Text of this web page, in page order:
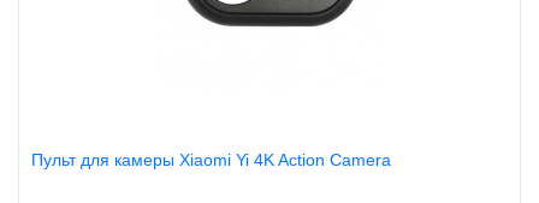
Пульт для камеры Xiaomi Yi 4K Action Camera